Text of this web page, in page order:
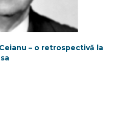
– o retrospectivă la